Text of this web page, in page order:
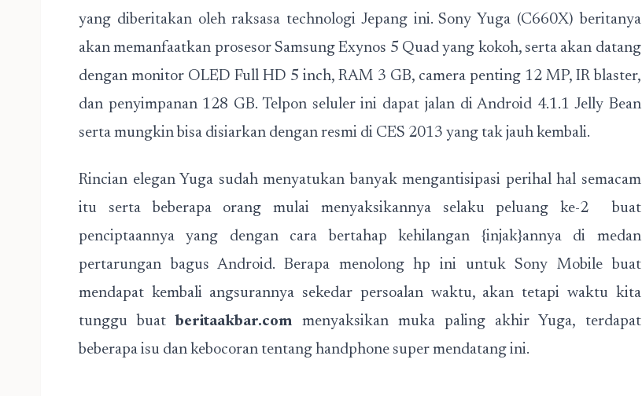
yang diberitakan oleh raksasa technologi Jepang ini. Sony Yuga (C660X) beritanya
akan memanfaatkan prosesor Samsung Exynos 5 Quad yang kokoh, serta akan datang
dengan monitor OLED Full HD 5 inch, RAM 3 GB, camera penting 12 MP, IR blaster,
dan penyimpanan 128 GB. Telpon seluler ini dapat jalan di Android 4.1.1 Jelly Bean
serta mungkin bisa disiarkan dengan resmi di CES 2013 yang tak jauh kembali.
Rincian elegan Yuga sudah menyatukan banyak mengantisipasi perihal hal semacam
itu serta beberapa orang mulai menyaksikannya selaku peluang ke-2 buat
penciptaannya yang dengan cara bertahap kehilangan {injak}annya di medan
pertarungan bagus Android. Berapa menolong hp ini untuk Sony Mobile buat
mendapat kembali angsurannya sekedar persoalan waktu, akan tetapi waktu kita
tunggu buatberitaakbar.com menyaksikan muka paling akhir Yuga, terdapat
beberapa isu dan kebocoran tentang handphone super mendatang ini.